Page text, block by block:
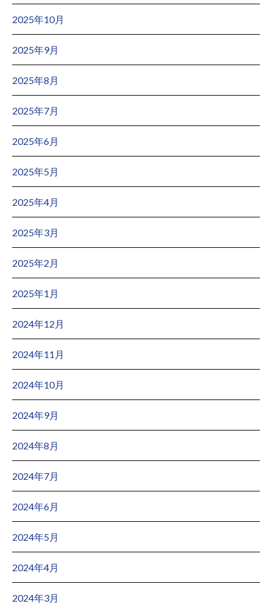
2025年10月
2025年9月
2025年8月
2025年7月
2025年6月
2025年5月
2025年4月
2025年3月
2025年2月
2025年1月
2024年12月
2024年11月
2024年10月
2024年9月
2024年8月
2024年7月
2024年6月
2024年5月
2024年4月
2024年3月